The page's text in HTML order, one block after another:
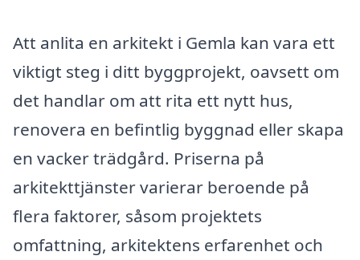
Att anlita en arkitekt i Gemla kan vara ett
viktigt steg i ditt byggprojekt, oavsett om
det handlar om att rita ett nytt hus,
renovera en befintlig byggnad eller skapa
en vacker trädgård. Priserna på
arkitekttjänster varierar beroende på
flera faktorer, såsom projektets
omfattning, arkitektens erfarenhet och